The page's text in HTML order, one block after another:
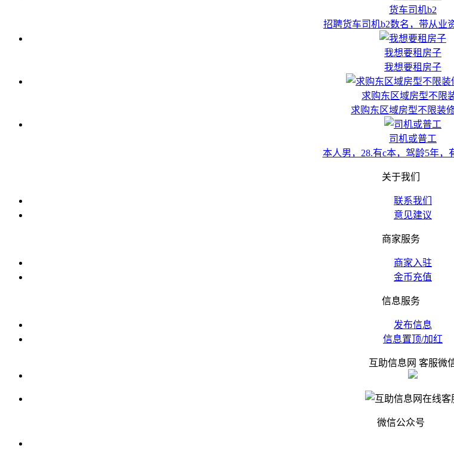
货车司机b2
招聘货车司机b2数名，带从业
我想要租房子
我想要租房子
求购东区域房型不限
求购东区域房型不限装
司机或普工
本人男，28.有c本，驾龄5年，
关于我们
联系我们
意见建议
商家服务
商家入驻
金币充值
信息服务
发布信息
信息置顶/加红
互助信息网 客服微
微信公众号